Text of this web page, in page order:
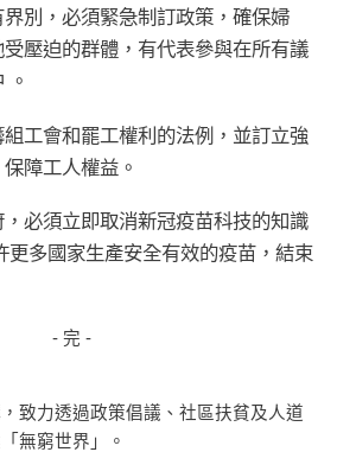
別，必須緊急制訂政策，確保婦
壓迫的群體，有代表參與在所有議
。
工會和罷工權利的法例，並訂立強
障工人權益。
必須立即取消新冠疫苗科技的知識
更多國家生產安全有效的疫苗，結束
- 完 -
致力透過政策倡議、社區扶貧及人道
無窮世界」。